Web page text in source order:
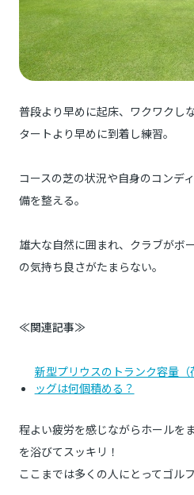
普段より早めに起床、ワクワクし
タートより早めに到着し練習。
コースの芝の状況や自身のコンデ
備を整える。
雄大な自然に囲まれ、クラブがボ
の気持ち良さがたまらない。
≪関連記事≫
新型プリウスのトランク容量
ッグは何個積める？
程よい疲労を感じながらホールを
を浴びてスッキリ！
ここまでは多くの人にとってゴル